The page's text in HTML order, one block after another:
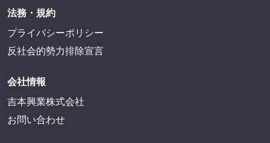
法務・規約
プライバシーポリシー
反社会的勢力排除宣言
会社情報
吉本興業株式会社
お問い合わせ